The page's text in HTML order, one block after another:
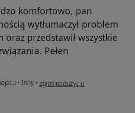
komfortowo, pan
wytłumaczył problem
oraz przedstawił wszystkie
Pełen
• Inny • w opinii użytkownika Hubert
zgłoś nadużycie